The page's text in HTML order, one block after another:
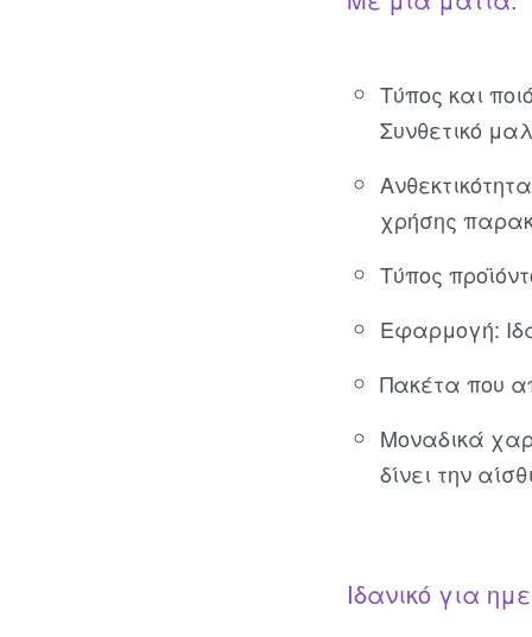
Τύπος και
Συνθετικό
χρήσης
Τύπος
Εφαρμογή:
Πακέτα που
Μοναδικά
δίνει την
Ιδανικό για